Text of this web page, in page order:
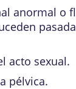
anormal o
acto sexual.
pélvica.